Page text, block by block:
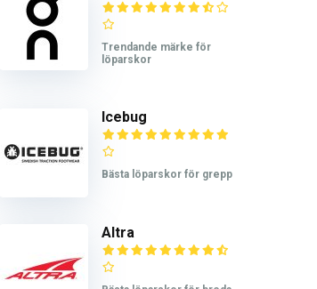
Trendande märke för
löparskor
Icebug
Bästa löparskor för grepp
Altra